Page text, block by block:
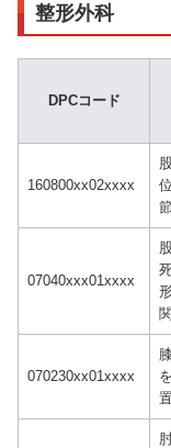
整形外科
DPCコード
160800xx02xxxx
07040xxx01xxxx
070230xx01xxxx